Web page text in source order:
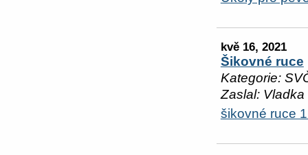
kvě 16, 2021
Šikovné ruce
Kategorie:
Zaslal: Vladka
šikovné ruce